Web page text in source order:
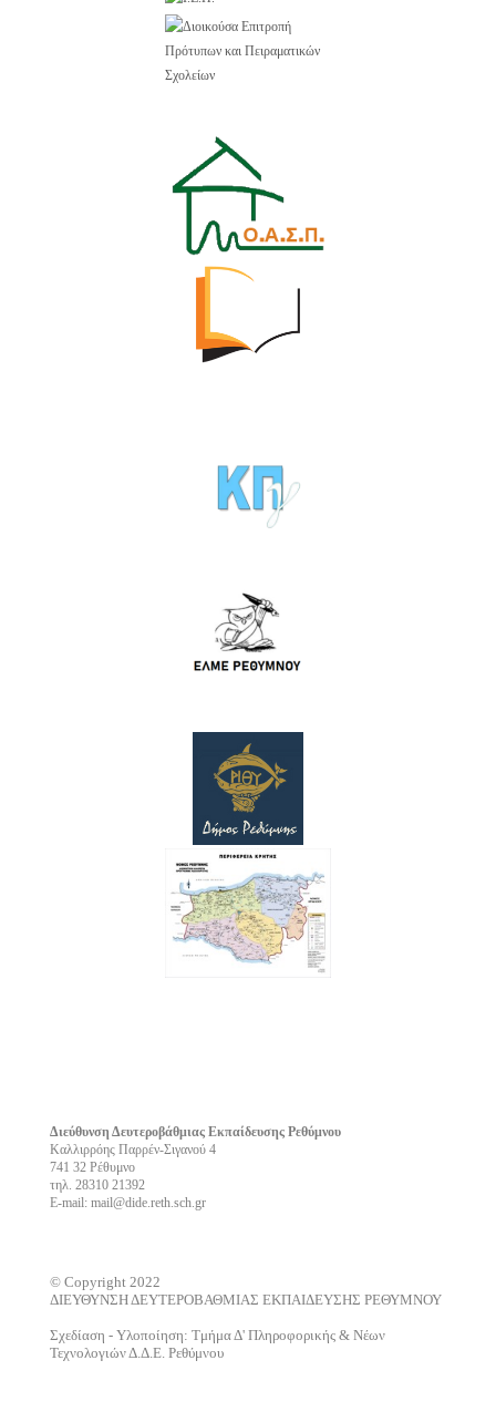
Διεύθυνση Δευτεροβάθμιας Εκπαίδευσης Ρεθύμνου
Καλλιρρόης Παρρέν-Σιγανού 4
741 32 Ρέθυμνο
τηλ. 28310 21392
E-mail: mail@dide.reth.sch.gr
© Copyright 2022
ΔΙΕΥΘΥΝΣΗ ΔΕΥΤΕΡΟΒΑΘΜΙΑΣ ΕΚΠΑΙΔΕΥΣΗΣ ΡΕΘΥΜΝΟΥ
Σχεδίαση - Υλοποίηση: Τμήμα Δ' Πληροφορικής & Νέων
Τεχνολογιών Δ.Δ.Ε. Ρεθύμνου